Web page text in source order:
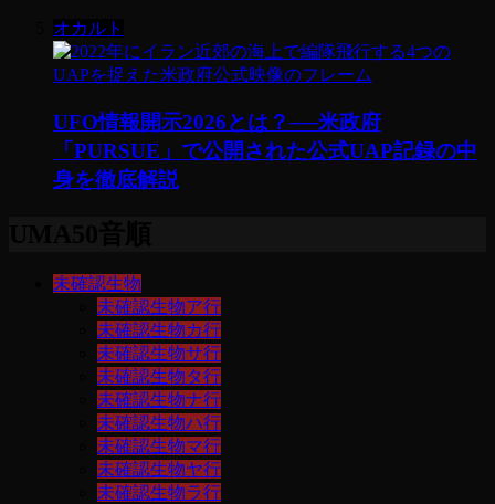
オカルト
UFO情報開示2026とは？──米政府
「PURSUE」で公開された公式UAP記録の中
身を徹底解説
未確認生物
未確認生物ア行
未確認生物カ行
未確認生物サ行
未確認生物タ行
未確認生物ナ行
未確認生物ハ行
未確認生物マ行
未確認生物ヤ行
未確認生物ラ行